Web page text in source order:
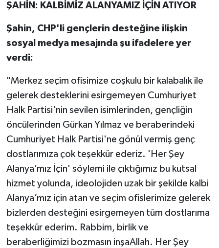
ŞAHİN: KALBİMİZ ALANYAMIZ İÇİN ATIYOR
Şahin, CHP'li gençlerin desteğine ilişkin
sosyal medya mesajında şu ifadelere yer
verdi:
"Merkez seçim ofisimize coşkulu bir kalabalık ile
gelerek desteklerini esirgemeyen Cumhuriyet
Halk Partisi'nin sevilen isimlerinden, gençliğin
öncülerinden Gürkan Yılmaz ve beraberindeki
Cumhuriyet Halk Partisi'ne gönül vermiş genç
dostlarımıza çok teşekkür ederiz. 'Her Şey
Alanya’mız İçin' söylemi ile çıktığımız bu kutsal
hizmet yolunda, ideolojiden uzak bir şekilde kalbi
Alanya’mız için atan ve seçim ofislerimize gelerek
bizlerden desteğini esirgemeyen tüm dostlarıma
teşekkür ederim. Rabbim, birlik ve
beraberliğimizi bozmasın inşaAllah. Her Şey